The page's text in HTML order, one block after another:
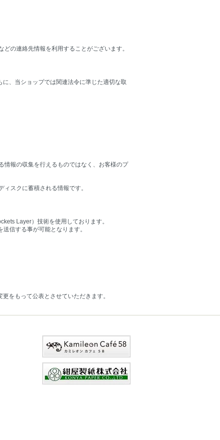
の連絡先情報を利用することがございます。
、当ショップでは関連法令に準じた適切な取
情報の収集を行えるものではなく、お客様のプ
スクに蓄積される情報です。
Layer）技術を使用しております。
信する事が可能となります。
をもって公表とさせていただきます。